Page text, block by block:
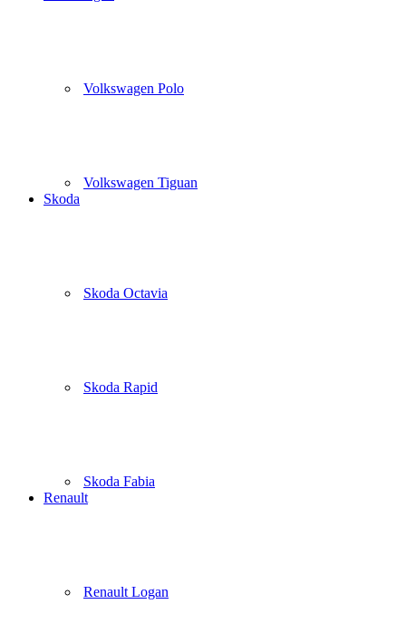
Volkswagen Polo
Volkswagen Tiguan
Skoda
Skoda Octavia
Skoda Rapid
Skoda Fabia
Renault
Renault Logan